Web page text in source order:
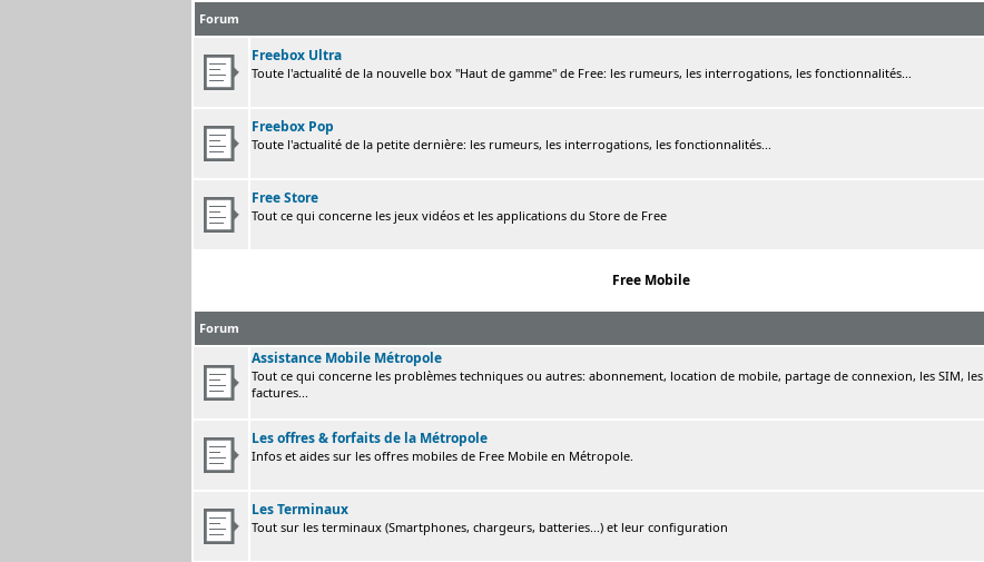
Forum
Freebox Ultra
Toute l'actualité de la nouvelle box "Haut de gamme" de Free: les rumeurs, les interrogations, les fonctionnalités...
Freebox Pop
Toute l'actualité de la petite dernière: les rumeurs, les interrogations, les fonctionnalités...
Free Store
Tout ce qui concerne les jeux vidéos et les applications du Store de Free
Free Mobile
Forum
Assistance Mobile Métropole
Tout ce qui concerne les problèmes techniques ou autres: abonnement, location de mobile, partage de connexion, les SIM, les
factures...
Les offres & forfaits de la Métropole
Infos et aides sur les offres mobiles de Free Mobile en Métropole.
Les Terminaux
Tout sur les terminaux (Smartphones, chargeurs, batteries...) et leur configuration